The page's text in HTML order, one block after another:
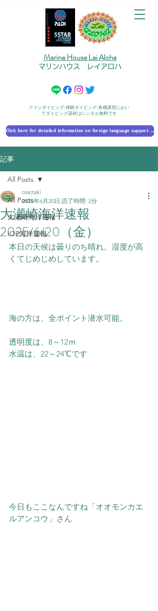
Marine House Lei Aloha
マリンハウス レイアロハ
ファンダイビング/体験ダイビング/各種講習におい
てダイビング器材はレンタル無料です
Click here for detailed information on foreign language support 外国語対応の詳細に​ついて
記事
All Posts
大瀬崎海洋速報
IOP海洋速報
All Posts
大瀬崎海洋速報
2025/6/20（金）
osezaki
2025年6月20日 読了時間: 2分
本日の天候は曇りのち晴れ。湿度が高
くてじめじめしています。
海の方は、全ポイント潜水可能。
透明度は、8～12ｍ
水温は、22～24℃です
今日もここなんですね「オオモンカエ
ルアンコウ」さん